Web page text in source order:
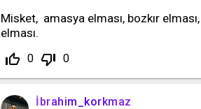
Misket, amasya elması, bozkır
elması.
thumb_up_off_alt 0 thumb_down_off_alt 0
İbrahim_korkmaz